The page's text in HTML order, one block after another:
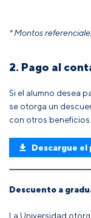
* Montos
2. Pago al
Si el alumno desea
se otorga un
con otros
Descargue
Descuento a
La Universidad